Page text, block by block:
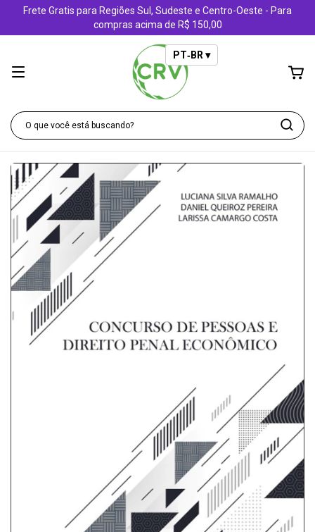
Frete Gratis para Regiões Sul, Sudeste e Centro-Oeste - Para
compras acima de R$ 150,00
PT‑BR ▾